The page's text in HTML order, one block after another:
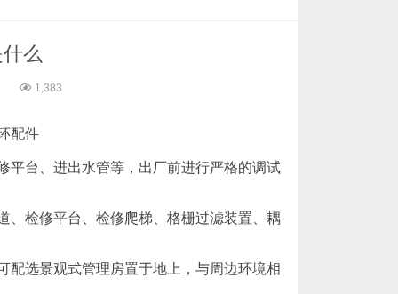
么
1,383
配件
台、进出水管等，出厂前进行严格的调试
检修平台、检修爬梯、格栅过滤装置、耦
选景观式管理房置于地上，与周边环境相